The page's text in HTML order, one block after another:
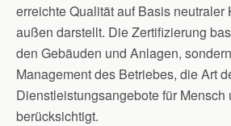
erreichte Qualität auf Basis neutraler
außen darstellt. Die Zertifizierung
den Gebäuden und Anlagen,
Management des Betriebes, die Art
Dienstleistungsangebote für Mensch
berücksichtigt.